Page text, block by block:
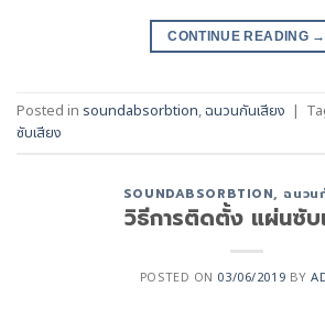
CONTINUE READING →
Posted in soundabsorbtion,ฉนวนกันเสียง |
ซับเสียง
SOUNDABSORBTION, ฉนวน
วิธีการติดตั้ง แผ่นซับ
POSTED ON 03/06/2019 BY